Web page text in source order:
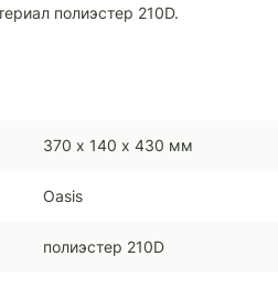
полиэстер 210D.
370 х 140 х 430 мм
Oasis
полиэстер 210D